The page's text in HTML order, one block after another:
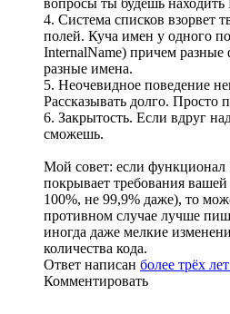
4. Система списков взорвет
полей. Куча имен у одного
InternalName) причем
разные имена.
5. Неочевидное поведение
Рассказывать долго. Просто
6. Закрытость. Если вдруг
сможешь.
Мой совет: если функционал
покрывает требования
100%, не 99,9% даже), то
противном случае лучше
иногда даже мелкие
количества кода.
Ответ написан более трёх
Комментировать